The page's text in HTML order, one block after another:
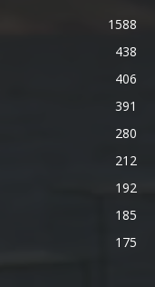
1588
438
406
391
280
212
192
185
175